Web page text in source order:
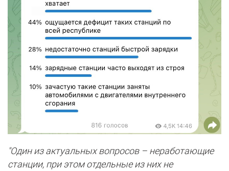
"Один из актуальных вопросов – неработающие
станции, при этом отдельные из них не